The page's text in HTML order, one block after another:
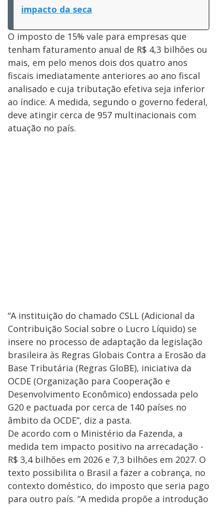
impacto da seca
O imposto de 15% vale para empresas que
tenham faturamento anual de R$ 4,3 bilhões ou
mais, em pelo menos dois dos quatro anos
fiscais imediatamente anteriores ao ano fiscal
analisado e cuja tributação efetiva seja inferior
ao índice. A medida, segundo o governo federal,
deve atingir cerca de 957 multinacionais com
atuação no país.
“A instituição do chamado CSLL (Adicional da
Contribuição Social sobre o Lucro Líquido) se
insere no processo de adaptação da legislação
brasileira às Regras Globais Contra a Erosão da
Base Tributária (Regras GloBE), iniciativa da
OCDE (Organização para Cooperação e
Desenvolvimento Econômico) endossada pelo
G20 e pactuada por cerca de 140 países no
âmbito da OCDE”, diz a pasta.
De acordo com o Ministério da Fazenda, a
medida tem impacto positivo na arrecadação -
R$ 3,4 bilhões em 2026 e 7,3 bilhões em 2027. O
texto possibilita o Brasil a fazer a cobrança, no
contexto doméstico, do imposto que seria pago
para outro país. “A medida propõe a introdução